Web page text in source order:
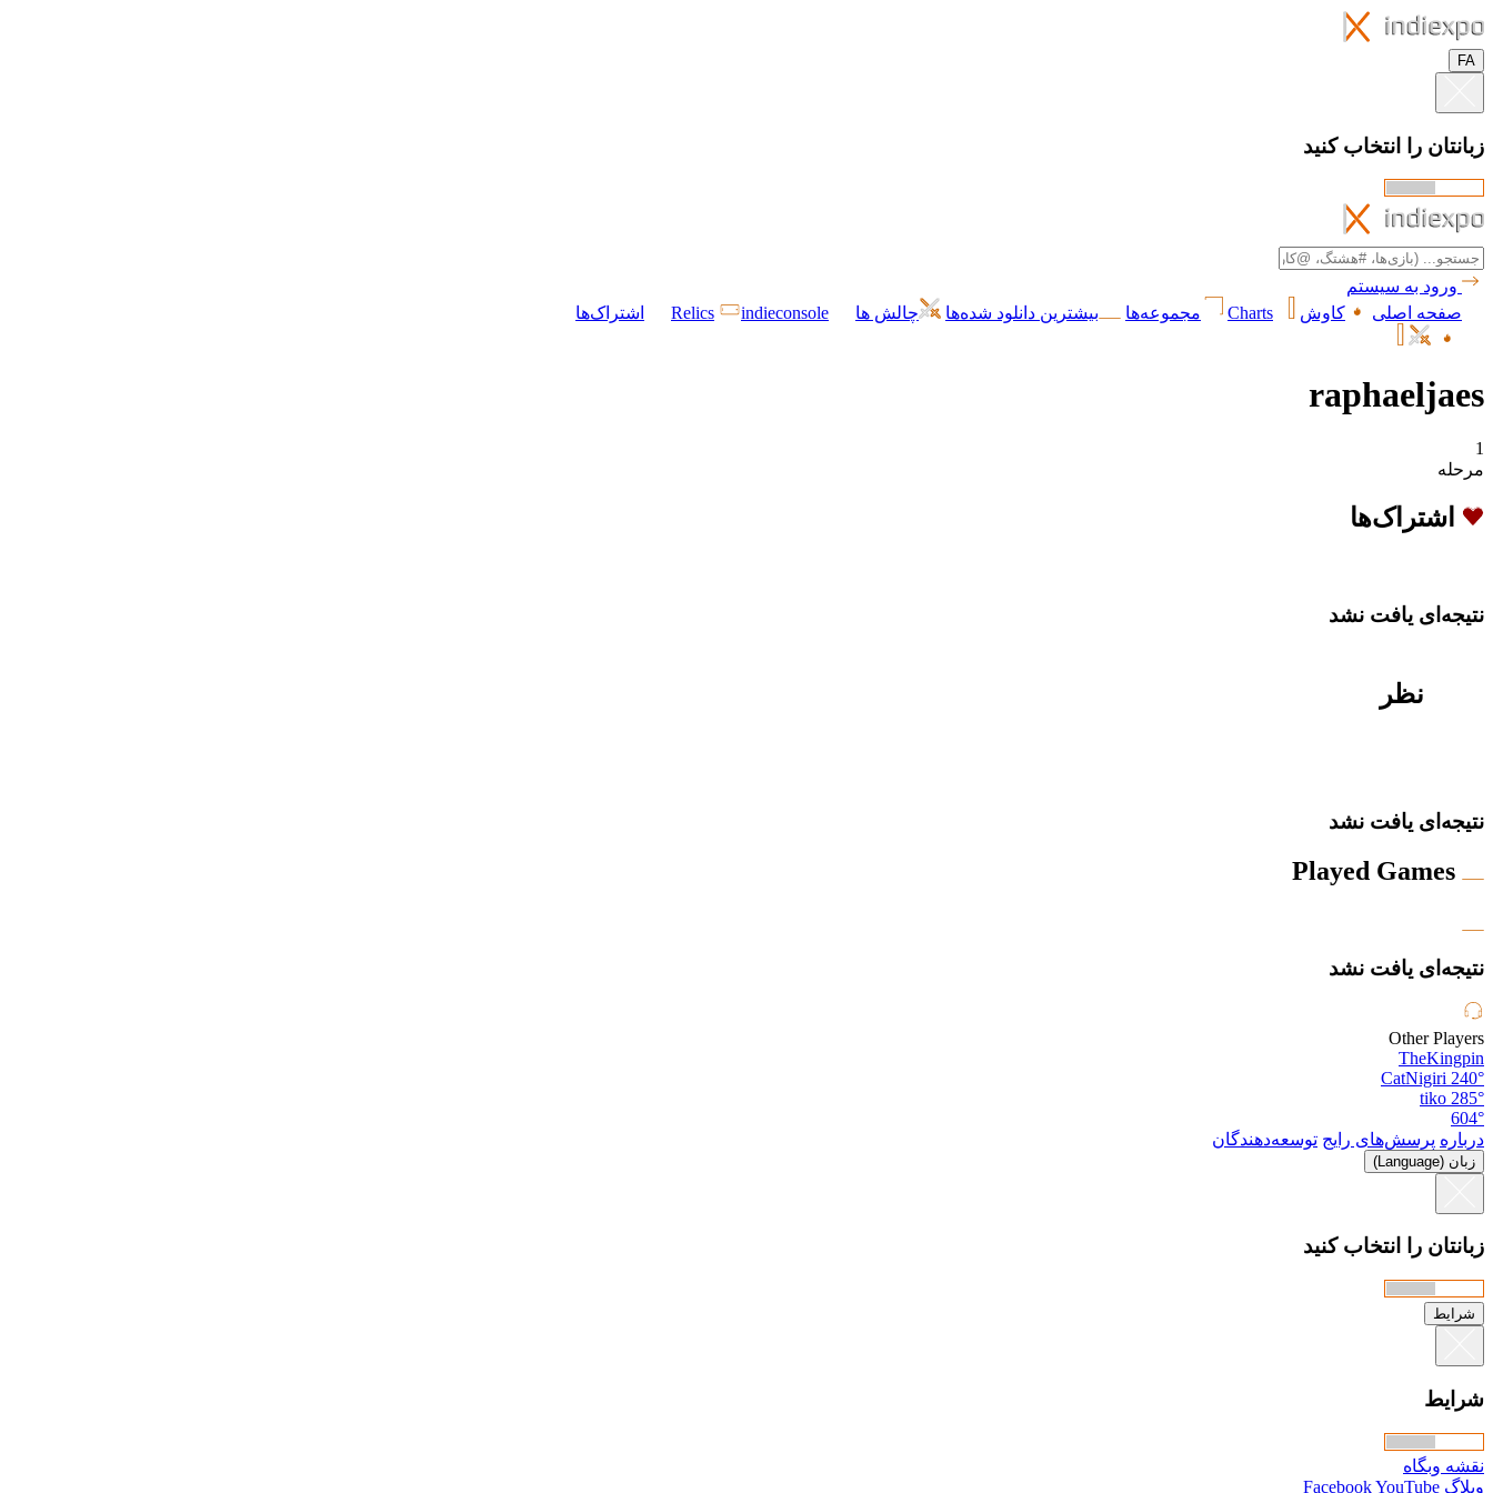
FA
زبانتان را انتخاب کنید
ورود به سیستم
صفحه اصلی
کاوش Charts مجموعه‌ها بیشترین دانلود شده‌ها چالش ها Relics indieconsole اشتراک‌ها
raphaeljaes
1
مرحله
اشتراک‌ها
نتیجه‌ای یافت نشد
نظر
نتیجه‌ای یافت نشد
Played Games
نتیجه‌ای یافت نشد
Other Players
TheKingpin
240°
CatNigiri
285°
tiko
604°
درباره پرسش‌های رایج توسعه‌دهندگان
زبان (Language)
زبانتان را انتخاب کنید
شرایط
شرایط
نقشه وبگاه
وبلاگ
FacebookYouTube